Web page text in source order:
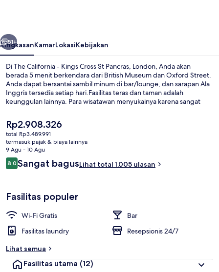
St
Pancras,
London
Berikutnya
51+
RingkasanKamarLokasiKebijakan
Di The California - Kings Cross St Pancras, London, Anda akan
berada 5 menit berkendara dari British Museum dan Oxford Street.
Anda dapat bersantai sambil minum di bar/lounge, dan sarapan Ala
Inggris tersedia setiap hari.Fasilitas teras dan taman adalah
keunggulan lainnya. Para wisatawan menyukainya karena sangat
Bawah Tanah King's Cross & St. Pancras dan Stasiun Bawah Tanah
Euston hanya 11 menit.
Harga
saat
ini
Rp2.908.326
Rp2.908.326
total Rp3.489.991
termasuk pajak & biaya lainnya
9 Agu - 10 Agu
Ulasan
8,08,0 dari 10
Sangat bagusLihat total 1.005 ulasan
Fasilitas populer
Wi-Fi Gratis
Bar
Fasilitas laundry
Resepsionis 24/7
Lihat semua
Fasilitas utama (12)